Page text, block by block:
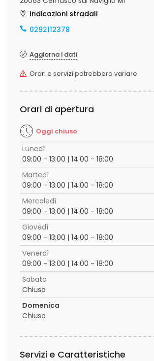
Indicazioni stradali
0292112378
Aggiorna i dati
Orari e servizi potrebbero variare
Orari di apertura
Oggi chiuso
Lunedì
09:00 - 13:00 | 14:00 - 18:00
Martedì
09:00 - 13:00 | 14:00 - 18:00
Mercoledì
09:00 - 13:00 | 14:00 - 18:00
Giovedì
09:00 - 13:00 | 14:00 - 18:00
Venerdì
09:00 - 13:00 | 14:00 - 18:00
Sabato
Chiuso
Domenica
Chiuso
Servizi e Caratteristiche